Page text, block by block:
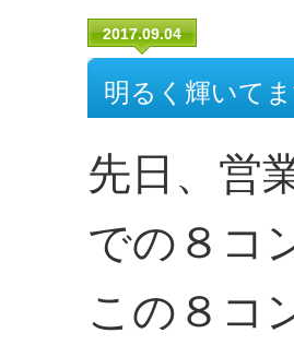
2017.09.04
明るく輝いて
先日、営
での８コ
この８コ